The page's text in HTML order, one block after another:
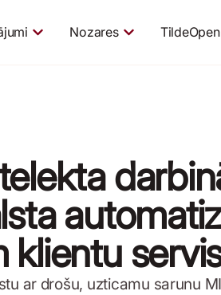
Nozares
klientu
ar drošu, uzticamu sarunu